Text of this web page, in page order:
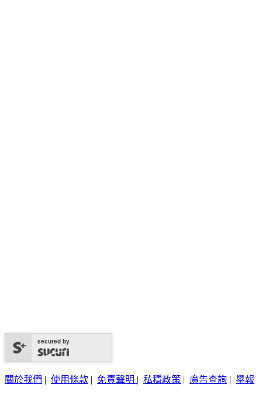
secured by
關於我們 | 使用條款 | 免責聲明 | 私穩政策 | 廣告查詢 | 舉報